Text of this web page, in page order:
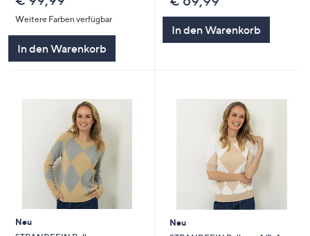
Weitere Farben verfügbar
In den Warenkorb
In den Warenkorb
Neu
Neu